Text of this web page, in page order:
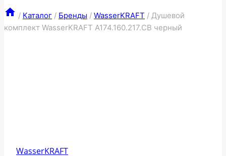
/ Каталог / Бренды / WasserKRAFT / Душевой
комплект WasserKRAFT A174.160.217.CB черный
WasserKRAFT